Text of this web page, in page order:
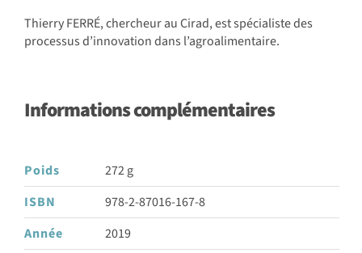
Thierry FERRÉ, chercheur au Cirad, est spécialiste des
processus d’innovation dans l’agroalimentaire.
Informations complémentaires
Poids
272 g
ISBN
978-2-87016-167-8
Année
2019